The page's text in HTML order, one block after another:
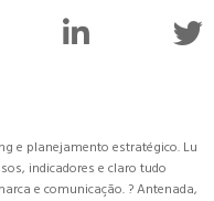
e planejamento estratégico. Lu
indicadores e claro tudo
e comunicação. ? Antenada,